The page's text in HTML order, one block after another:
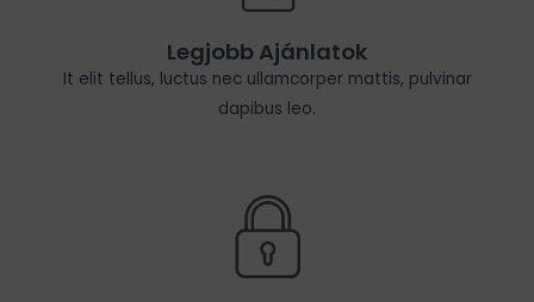
Legjobb Ajánlatok
It elit tellus, luctus nec ullamcorper mattis, pulvinar
dapibus leo.